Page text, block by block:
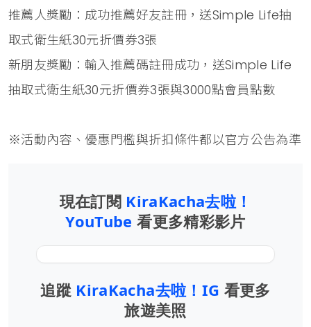
推薦人獎勵：成功推薦好友註冊，送Simple Life抽
取式衛生紙30元折價券3張
新朋友獎勵：輸入推薦碼註冊成功，送Simple Life
抽取式衛生紙30元折價券3張與3000點會員點數
※活動內容、優惠門檻與折扣條件都以官方公告為準
現在訂閱 KiraKacha去啦！
YouTube看更多精彩影片
追蹤 KiraKacha去啦！IG 看更多
旅遊美照